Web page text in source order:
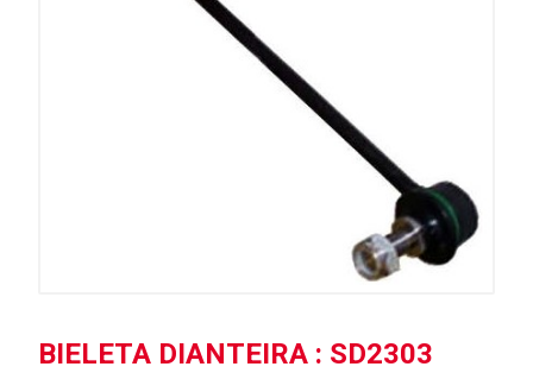
BIELETA DIANTEIRA : SD2303